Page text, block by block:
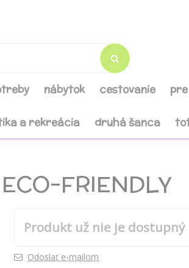
nábytok cestovanie
a rekreácia druhá šanca
FRIENDLY
Produkt už nie je dostupný
Odoslať e-mailom